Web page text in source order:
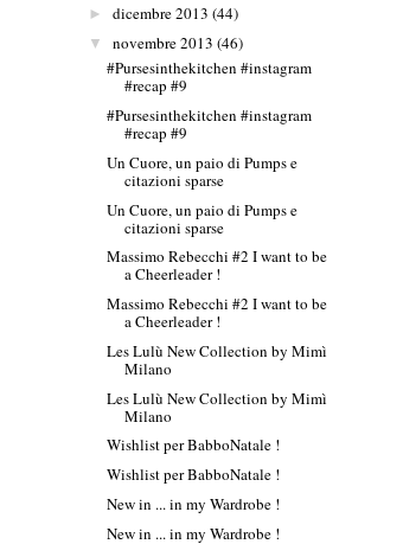
► dicembre 2013 (44)
▼ novembre 2013 (46)
#Pursesinthekitchen #instagram
#recap #9
#Pursesinthekitchen #instagram
#recap #9
Un Cuore, un paio di Pumps e
citazioni sparse
Un Cuore, un paio di Pumps e
citazioni sparse
Massimo Rebecchi #2 I want to be
a Cheerleader !
Massimo Rebecchi #2 I want to be
a Cheerleader !
Les Lulù New Collection by Mimì
Milano
Les Lulù New Collection by Mimì
Milano
Wishlist per BabboNatale !
Wishlist per BabboNatale !
New in ... in my Wardrobe !
New in ... in my Wardrobe !